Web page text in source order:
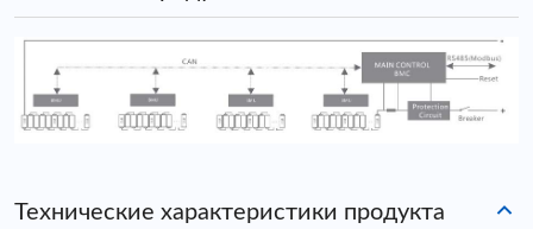
Технические характеристики продукта